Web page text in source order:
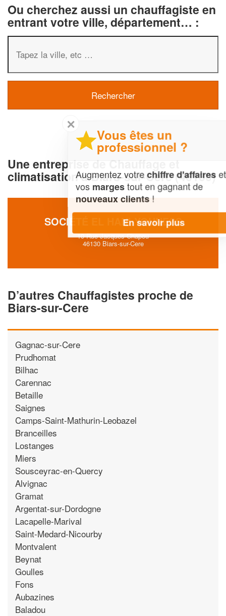
Ou cherchez aussi un chauffagiste en
entrant votre ville, département… :
Une entreprise de Chauffage et
climatisation à Biars-sur-Cere (46130)
SOCIÉTÉ EL HANI YOUNESS
10 Rue Jacques Chapou
46130 Biars-sur-Cere
D’autres Chauffagistes proche de
Biars-sur-Cere
Gagnac-sur-Cere
Prudhomat
Bilhac
Carennac
Betaille
Saignes
Camps-Saint-Mathurin-Leobazel
Branceilles
Lostanges
Miers
Sousceyrac-en-Quercy
Alvignac
Gramat
Argentat-sur-Dordogne
Lacapelle-Marival
Saint-Medard-Nicourby
Montvalent
Beynat
Goulles
Fons
Aubazines
Baladou
Vous êtes un
professionnel ?
Augmentez votrechiffre d'affaireset
vosmargestout en gagnant de
nouveaux clients!
En savoir plus